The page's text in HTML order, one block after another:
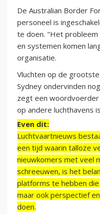
De Australian Border
personeel is
te doen. "Het
en systemen komen
organisatie.
Vluchten op de
Sydney ondervinden
zegt een
op andere luchthavens
Even dit:
Luchtvaartnieuws
een tijd waarin talloze
nieuwkomers met veel
schreeuwen, is het
platforms te hebben
maar ook perspectief
doen.